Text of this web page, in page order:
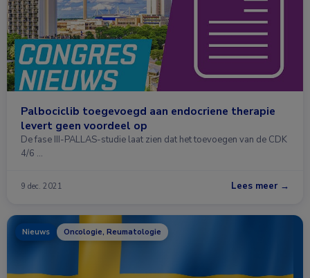
Palbociclib toegevoegd aan endocriene therapie
levert geen voordeel op
De fase III-PALLAS-studie laat zien dat het toevoegen van de CDK
4/6 …
9 dec. 2021 Lees meer →
Nieuws Oncologie, Reumatologie